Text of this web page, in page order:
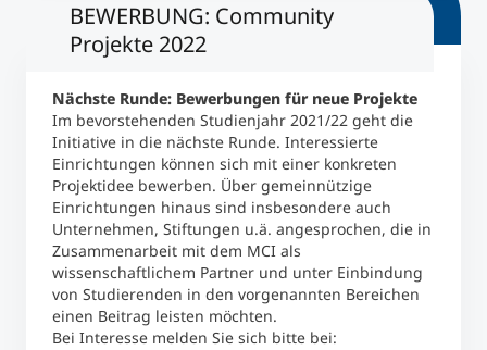
BEWERBUNG: Community
Projekte 2022
Nächste Runde: Bewerbungen für neue Projekte
Im bevorstehenden Studienjahr 2021/22 geht die
Initiative in die nächste Runde. Interessierte
Einrichtungen können sich mit einer konkreten
Projektidee bewerben. Über gemeinnützige
Einrichtungen hinaus sind insbesondere auch
Unternehmen, Stiftungen u.ä. angesprochen, die in
Zusammenarbeit mit dem MCI als
wissenschaftlichem Partner und unter Einbindung
von Studierenden in den vorgenannten Bereichen
einen Beitrag leisten möchten.
Bei Interesse melden Sie sich bitte bei: